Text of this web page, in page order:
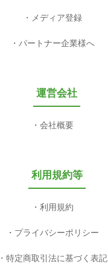
メディア登録
パートナー企業様へ
運営会社
会社概要
利用規約等
利用規約
プライバシーポリシー
特定商取引法に基づく表記